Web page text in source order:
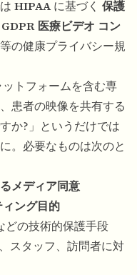
HIPAAに基づく 保護
GDPR 医療ビデオ コン
の健康プライバシー規
トフォームを含む専
患者の映像を共有する
か?」というだけでは
。必要なものは次のと
メディア同意
ング目的
どの技術的保護手段
スタッフ、訪問者に対